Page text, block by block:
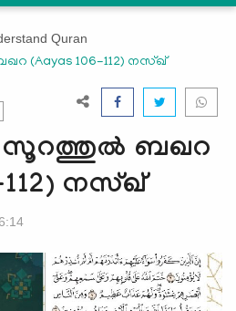
Quran
(Aayas 106-112) നസ്ഖ്
സൂറത്തുല്‍ ബഖറ
112) നസ്ഖ്